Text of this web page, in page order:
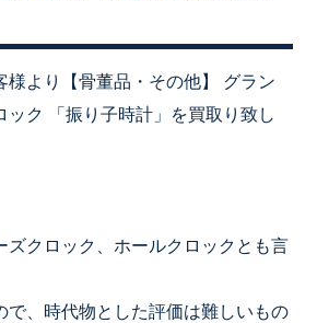
様より【骨董品・その他】 グラン
ック 「振り子時計」を買取り致し
ズクロック、ホールクロックとも言
で、時代物とした評価は難しいもの